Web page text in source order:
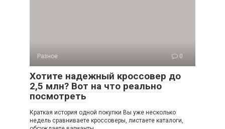
Разное 0
Хотите надежный кроссовер до
2,5 млн? Вот на что реально
посмотреть
Краткая история одной покупки Вы уже несколько
недель сравниваете кроссоверы, листаете каталоги,